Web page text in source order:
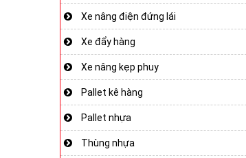
Xe nâng điện đứng lái
Xe đẩy hàng
Xe nâng kẹp phuy
Pallet kê hàng
Pallet nhựa
Thùng nhựa